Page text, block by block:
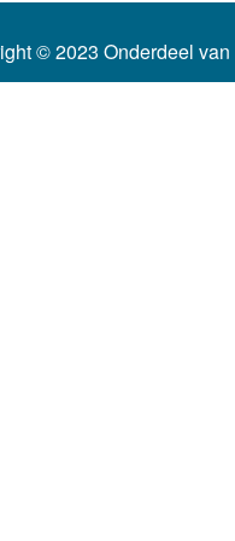
© 2023 Onderdeel van